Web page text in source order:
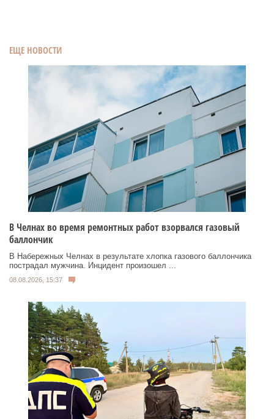
ЕЩЕ НОВОСТИ
В Челнах во время ремонтных работ взорвался газовый
баллончик
В Набережных Челнах в результате хлопка газового баллончика
пострадал мужчина. Инцидент произошел ...
08.08.2026, 15:37